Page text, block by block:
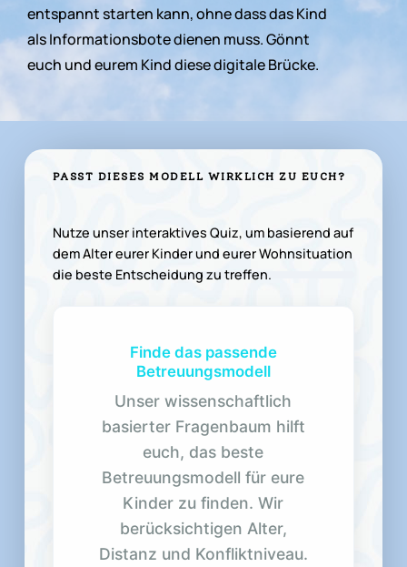
entspanntstarten kann,ohnedassdasKind
alsInformationsbotedienen muss.Gönnt
euch undeurem KinddiesedigitaleBrücke.
PASST DIESES MODELL WIRKLICH ZU EUCH?
Nutze unser interaktives Quiz, um basierend auf
dem Alter eurer Kinder und eurer Wohnsituation
die beste Entscheidung zu treffen.
Finde das passende
Betreuungsmodell
Unser wissenschaftlich
basierter Fragenbaum hilft
euch, das beste
Betreuungsmodell für eure
Kinder zu finden. Wir
berücksichtigen Alter,
Distanz und Konfliktniveau.